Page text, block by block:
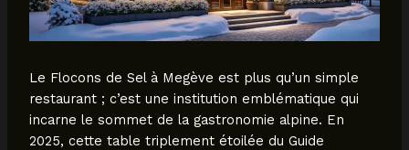
Le Flocons de Sel à Megève est plus qu’un simple
restaurant ; c’est une institution emblématique qui
incarne le sommet de la gastronomie alpine. En
2025, cette table triplement étoilée du Guide